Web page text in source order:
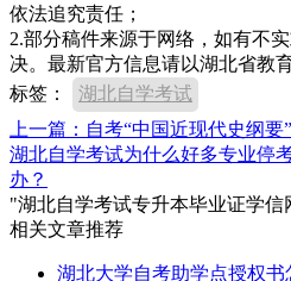
依法追究责任；
2.部分稿件来源于网络，如有不
决。最新官方信息请以湖北省教
标签：
湖北自学考试
上一篇：自考“中国近现代史纲
湖北自学考试为什么好多专业停
办？
"湖北自学考试专升本毕业证学
相关文章推荐
湖北大学自考助学点授权书